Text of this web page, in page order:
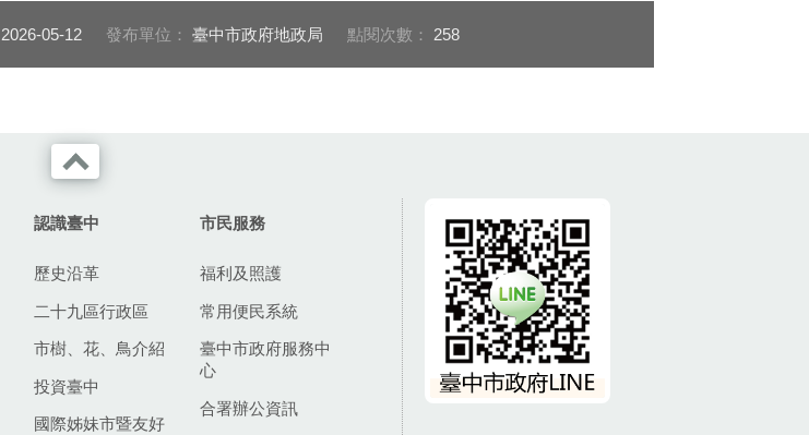
2026-05-12 發布單位： 臺中市政府地政局 點閱次數： 258
認識臺中
歷史沿革
二十九區行政區
市樹、花、鳥介紹
投資臺中
國際姊妹市暨友好
市民服務
福利及照護
常用便民系統
臺中市政府服務中
心
合署辦公資訊